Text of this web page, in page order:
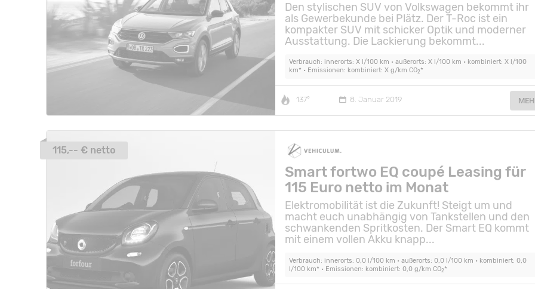
Den stylischen SUV von Volkswagen bekommt ihr
als Gewerbekunde bei Plätz. Der T-Roc ist ein
kompakter SUV mit schicker Optik und moderner
Ausstattung. Die Lackierung bekommt...
Verbrauch: innerorts: X l/100 km • außerorts: X l/100 km • kombiniert: X l/100
km* • Emissionen: kombiniert: X g/km CO2*
137° 8. Januar 2019
Smart fortwo EQ coupé Leasing für
115 Euro netto im Monat
Elektromobilität ist die Zukunft! Steigt um und
macht euch unabhängig von Tankstellen und den
schwankenden Spritkosten. Der Smart EQ kommt
mit einem vollen Akku knapp...
Verbrauch: innerorts: 0,0 l/100 km • außerorts: 0,0 l/100 km • kombiniert: 0,0
l/100 km* • Emissionen: kombiniert: 0,0 g/km CO2*
115,-- € netto